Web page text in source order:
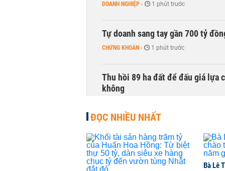
DOANH NGHIỆP - 1 phút trước
Tự doanh sang tay gần 700 tỷ
CHỨNG KHOÁN - 1 phút trước
Thu hồi 89 ha đất để đấu giá lựa
không
ĐỌC NHIỀU NHẤT
Bà Lê